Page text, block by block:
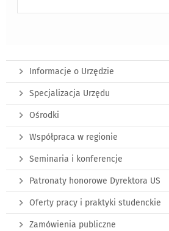
Informacje o Urzędzie
Specjalizacja Urzędu
Ośrodki
Współpraca w regionie
Seminaria i konferencje
Patronaty honorowe Dyrektora US
Oferty pracy i praktyki studenckie
Zamówienia publiczne